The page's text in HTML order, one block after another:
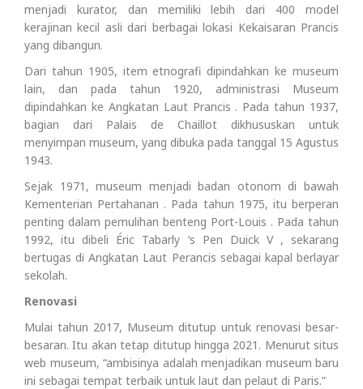
menjadi kurator, dan memiliki lebih dari 400 model
kerajinan kecil asli dari berbagai lokasi Kekaisaran Prancis
yang dibangun.
Dari tahun 1905, item etnografi dipindahkan ke museum
lain, dan pada tahun 1920, administrasi Museum
dipindahkan ke Angkatan Laut Prancis . Pada tahun 1937,
bagian dari Palais de Chaillot dikhususkan untuk
menyimpan museum, yang dibuka pada tanggal 15 Agustus
1943.
Sejak 1971, museum menjadi badan otonom di bawah
Kementerian Pertahanan . Pada tahun 1975, itu berperan
penting dalam pemulihan benteng Port-Louis . Pada tahun
1992, itu dibeli Éric Tabarly ‘s Pen Duick V , sekarang
bertugas di Angkatan Laut Perancis sebagai kapal berlayar
sekolah.
Renovasi
Mulai tahun 2017, Museum ditutup untuk renovasi besar-
besaran. Itu akan tetap ditutup hingga 2021. Menurut situs
web museum, “ambisinya adalah menjadikan museum baru
ini sebagai tempat terbaik untuk laut dan pelaut di Paris.”